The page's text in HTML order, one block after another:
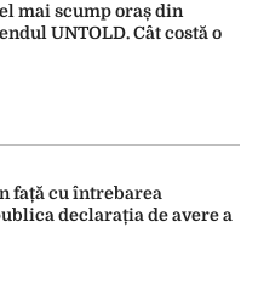
mai scump oraș din
UNTOLD. Cât costă o
față cu întrebarea
declarația de avere a